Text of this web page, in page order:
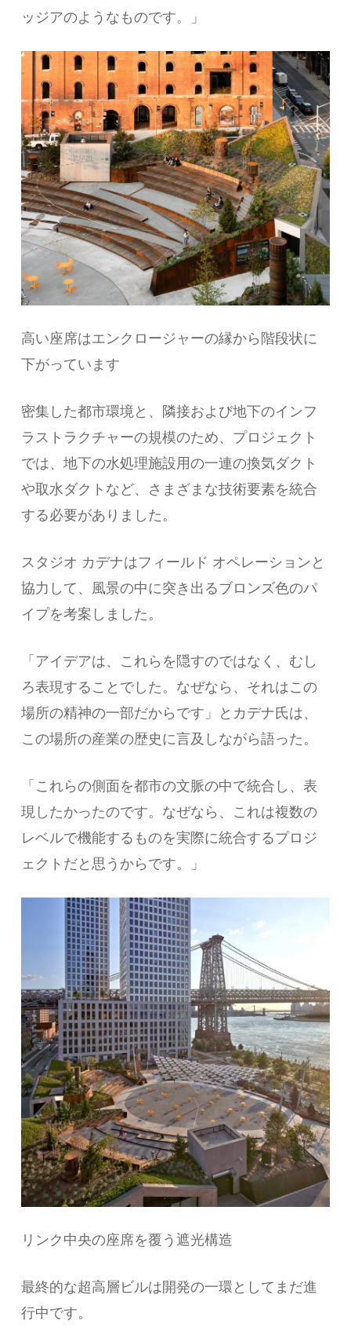
ッジアのようなものです。」
高い座席はエンクロージャーの縁から階段状に
下がっています
密集した都市環境と、隣接および地下のインフ
ラストラクチャーの規模のため、プロジェクト
では、地下の水処理施設用の一連の換気ダクト
や取水ダクトなど、さまざまな技術要素を統合
する必要がありました。
スタジオ カデナはフィールド オペレーションと
協力して、風景の中に突き出るブロンズ色のパ
イプを考案しました。
「アイデアは、これらを隠すのではなく、むし
ろ表現することでした。なぜなら、それはこの
場所の精神の一部だからです」とカデナ氏は、
この場所の産業の歴史に言及しながら語った。
「これらの側面を都市の文脈の中で統合し、表
現したかったのです。なぜなら、これは複数の
レベルで機能するものを実際に統合するプロジ
ェクトだと思うからです。」
リンク中央の座席を覆う遮光構造
最終的な超高層ビルは開発の一環としてまだ進
行中です。